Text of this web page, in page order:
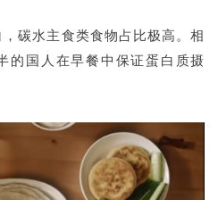
碳水主食类食物占比极高。相
的国人在早餐中保证蛋白质摄